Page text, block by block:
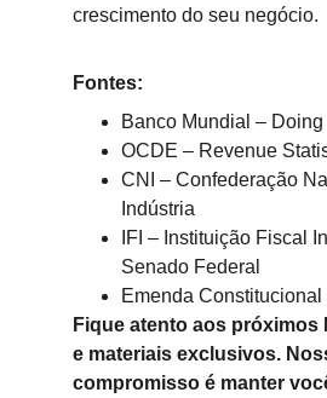
crescimento do seu negócio.
Fontes:
Banco Mundial –
OCDE – Revenue
CNI – Confederação
Indústria
IFI – Instituição Fiscal
Senado Federal
Emenda
Fique atento aos próximos
e materiais exclusivos.
compromisso é manter